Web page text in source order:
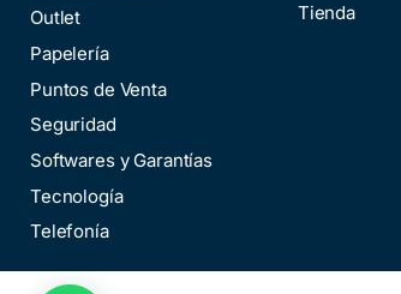
Outlet
Papelería
Puntos de Venta
Seguridad
Softwares y Garantías
Tecnología
Telefonía
Tienda